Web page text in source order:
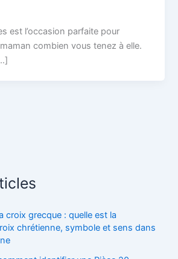
est l’occasion parfaite pour
combien vous tenez à elle.
croix grecque : quelle est la
chrétienne, symbole et sens dans